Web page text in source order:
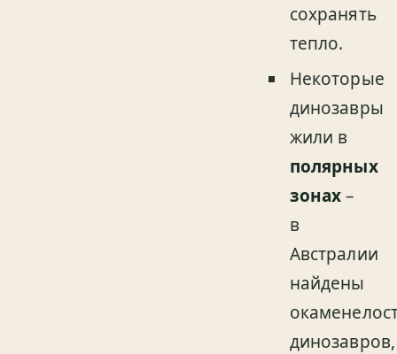
сохранять
тепло.
Некоторые
динозавры
жили в
полярных
зонах–
в
Австралии
найдены
динозавров,